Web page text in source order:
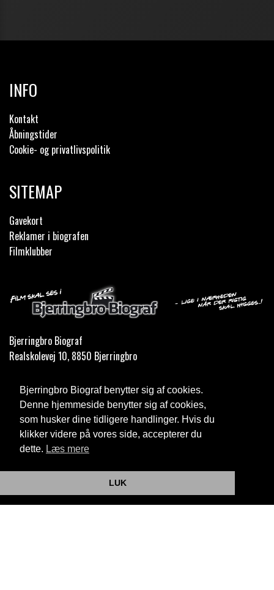
Bjerringbro Biograf benytter sig af cookies.
Denne hjemmeside benytter sig af cookies,
som husker dine tidligere handlinger. Hvis du
klikker videre på vores side, accepterer du
dette. Læs mere
LUK
INFO
Kontakt
Åbningstider
Cookie- og privatlivspolitik
SITEMAP
Gavekort
Reklamer i biografen
Filmklubber
Bjerringbro Biograf
Realskolevej 10, 8850 Bjerringbro
Telefon:35 11 59 59
Email: info@bjerringbrobiograf.dk
Cookie- og privatlivspolitik